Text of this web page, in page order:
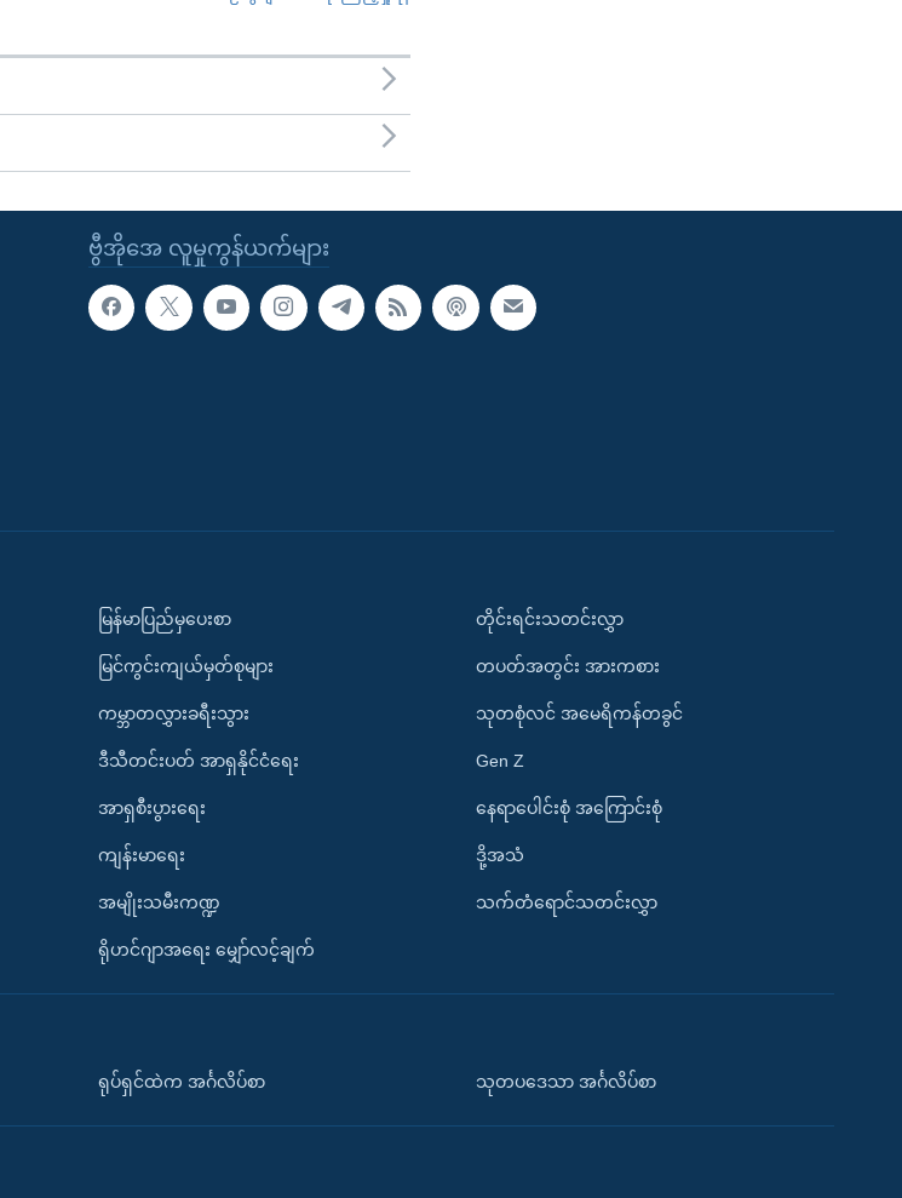
ဗွီအိုအေ လူမှုကွန်ယက်များ
မြန်မာပြည်မှပေးစာ
မြင်ကွင်းကျယ်မှတ်စုများ
ကမ္ဘာတလွှားခရီးသွား
ဒီသီတင်းပတ် အာရှနိုင်ငံရေး
အာရှစီးပွားရေး
ကျန်းမာရေး
အမျိုးသမီးကဏ္ဍ
ရိုဟင်ဂျာအရေး မျှော်လင့်ချက်
တိုင်းရင်းသတင်းလွှာ
တပတ်အတွင်း အားကစား
သုတစုံလင် အမေရိကန်တခွင်
Gen Z
နေရာပေါင်းစုံ အကြောင်းစုံ
ဒို့အသံ
သက်တံရောင်သတင်းလွှာ
ရုပ်ရှင်ထဲက အင်္ဂလိပ်စာ သုတပဒေသာ အင်္ဂလိပ်စာ